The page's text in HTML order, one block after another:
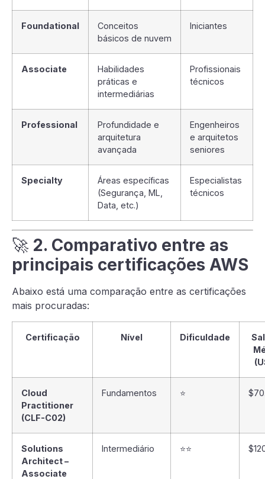
Foundational
Conceitos
básicos de nuvem
Iniciantes
Associate
Habilidades
práticas e
intermediárias
Profissionais
técnicos
Professional
Profundidade e
arquitetura
avançada
Engenheiros
e arquitetos
seniores
Specialty
Áreas específicas
(Segurança, ML,
Data, etc.)
Especialistas
técnicos
🚀 2. Comparativo entre as
principais certificações AWS
Abaixo está uma comparação entre as certificações
mais procuradas:
Certificação Nível Dificuldade
Cloud
Practitioner
(CLF-C02)
Fundamentos ⭐
Solutions
Architect –
Associate
Intermediário ⭐⭐